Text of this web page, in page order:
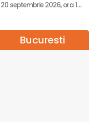
20 septembrie 2026, ora 18:00
Bucuresti